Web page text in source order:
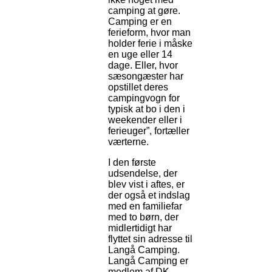
camping at gøre.
Camping er en
ferieform, hvor man
holder ferie i måske
en uge eller 14
dage. Eller, hvor
sæsongæster har
opstillet deres
campingvogn for
typisk at bo i den i
weekender eller i
ferieuger”, fortæller
værterne.
I den første
udsendelse, der
blev vist i aftes, er
der også et indslag
med en familiefar
med to børn, der
midlertidigt har
flyttet sin adresse til
Langå Camping.
Langå Camping er